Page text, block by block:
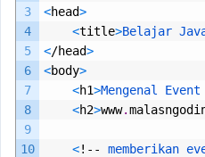
3
4
5
6
7
8
9
10
<head>
<title>Belajar
</head>
<body>
<h1>Mengenal Event
<h2>www.
<!-- memberikan